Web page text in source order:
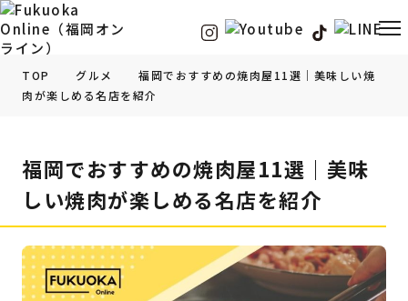
福岡の 観光・お出かけ情報
福岡のイベント情報
福岡の ビューティー情報
TOP グルメ
福岡でおすすめの焼肉屋11選｜美味しい焼
肉が楽しめる名店を紹介
福岡でおすすめの焼肉屋11選｜美味
しい焼肉が楽しめる名店を紹介